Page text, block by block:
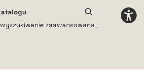
wyszukiwanie zaawansowana